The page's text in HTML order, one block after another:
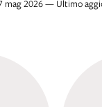
mag 2026 — Ultimo